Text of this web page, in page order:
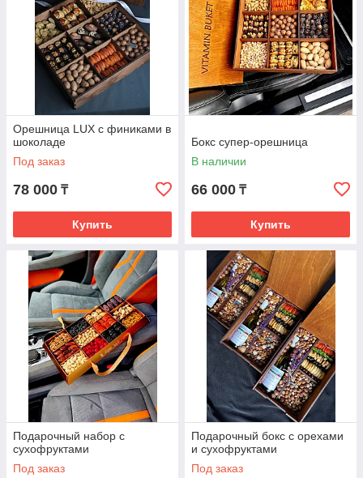
Орешница LUX с финиками в
шоколаде
Под заказ
78 000 ₸
Купить
Бокс супер-орешница
В наличии
66 000 ₸
Купить
Подарочный набор с
сухофруктами
Под заказ
Подарочный бокс с орехами
и сухофруктами
Под заказ